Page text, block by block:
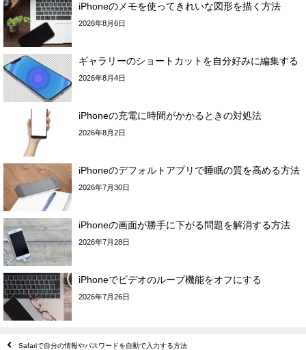
iPhoneのメモを使ってきれいな図形を描く方法
2026年8月6日
ギャラリーのショートカットを自分好みに編集する
2026年8月4日
iPhoneの充電に時間がかかるときの対処法
2026年8月2日
iPhoneのデフォルトアプリで睡眠の質を高める方法
2026年7月30日
iPhoneの画面が勝手に下がる問題を解消する方法
2026年7月28日
iPhoneでビデオのループ機能をオフにする
2026年7月26日
Safariで自分の情報やパスワードを自動で入力する方法